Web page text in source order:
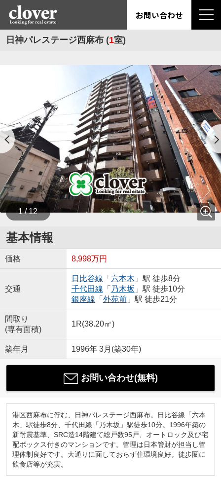
お問い合わせ
日神パレステージ西麻布 (1室)
1 / 12
基本情報
価格 8,998万円
交通
日比谷線 「 六本木 」駅 徒歩8分
千代田線 「 乃木坂 」駅 徒歩10分
銀座線 「 外苑前」駅 徒歩21分
間取り
(専有面積)
1R(38.20㎡)
築年月 1996年 3月(築30年)
お問い合わせ(無料)
港区西麻布に佇む、日神パレステージ西麻布。日比谷線「六本
木」駅徒歩8分、千代田線「乃木坂」駅徒歩10分。1996年築の
新耐震基準、SRC造14階建て総戸数95戸、オートロック及び宅
配ボックス付きのマンションです。管理は日本管財が担当し管
理体制良好です。大通りに面しておらず住環境良好。徒歩圏に
飲食店等が充実。